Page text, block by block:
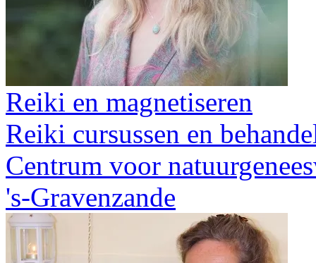
Reiki en magnetiseren
Reiki cursussen en
Centrum voor
's-Gravenzande